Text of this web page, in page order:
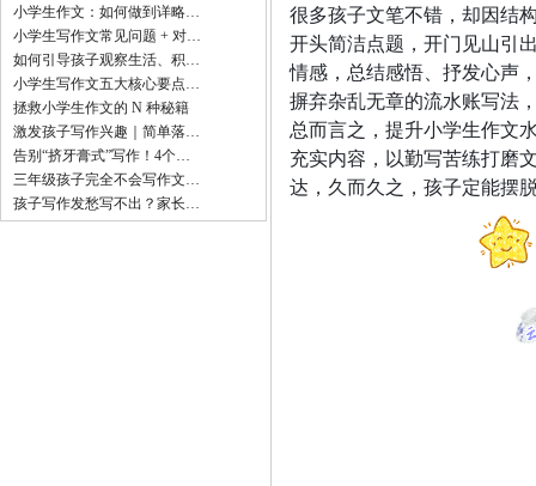
小学生作文：如何做到详略…
小学生写作文常见问题 + 对…
如何引导孩子观察生活、积…
小学生写作文五大核心要点…
拯救小学生作文的 N 种秘籍
激发孩子写作兴趣｜简单落…
告别“挤牙膏式”写作！4个…
三年级孩子完全不会写作文…
孩子写作发愁写不出？家长…
很多孩子文笔不错，却因结
开头简洁点题，开门见山引
情感，总结感悟、抒发心声
摒弃杂乱无章的流水账写法
总而言之，提升小学生作文
充实内容，以勤写苦练打磨
达，久而久之，孩子定能摆